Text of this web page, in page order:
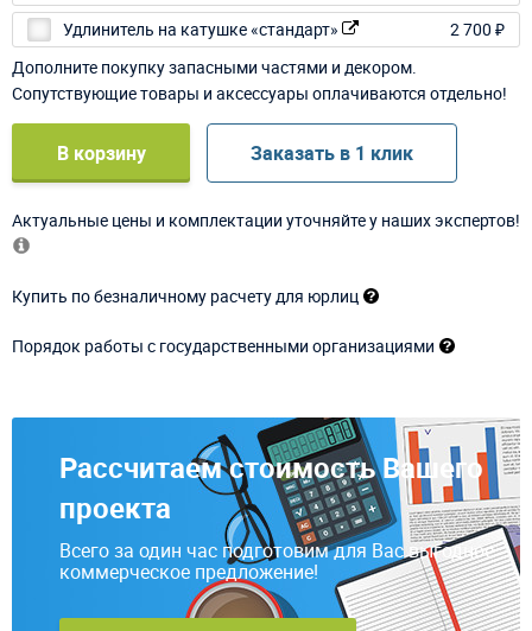
Удлинитель на катушке «стандарт»
2 700 ₽
Дополните покупку запасными частями и декором.
Сопутствующие товары и аксессуары оплачиваются отдельно!
В корзину Заказать в 1 клик
Актуальные цены и комплектации уточняйте у наших экспертов!
Купить по безналичному расчету для юрлиц
Порядок работы с государственными организациями
Рассчитаем стоимость Вашего
проекта
Всего за один час подготовим для Вас выгодное
коммерческое предложение!